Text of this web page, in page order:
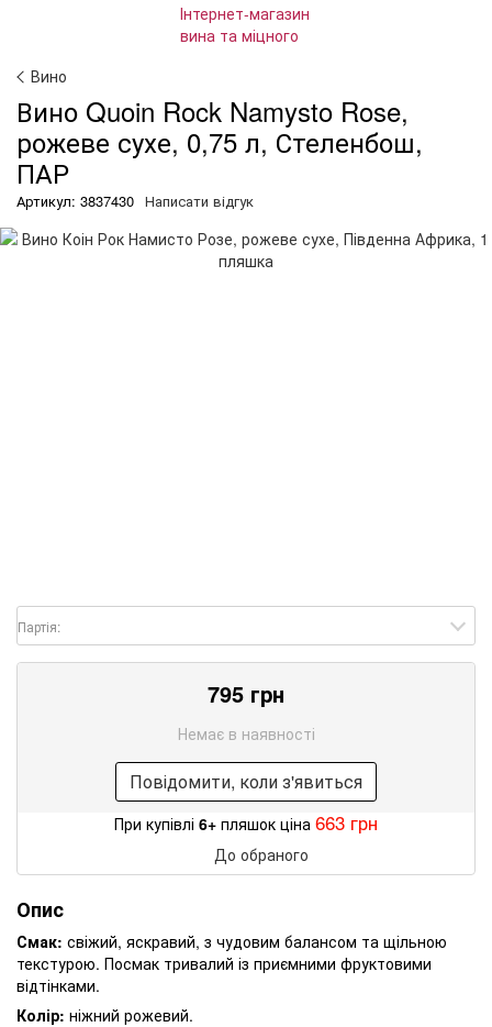
Вино
Вино Quoin Rock Namysto Rose,
рожеве сухе, 0,75 л, Стеленбош,
ПАР
Артикул: 3837430 Написати відгук
Партія:
795 грн
Немає в наявності
Повідомити, коли з'явиться
При купівлі 6+ пляшок ціна 663 грн
До обраного
Опис
Смак: свіжий, яскравий, з чудовим балансом та щільною
текстурою. Посмак тривалий із приємними фруктовими
відтінками.
Колір: ніжний рожевий.